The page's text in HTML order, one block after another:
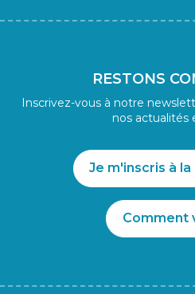
RESTONS
Inscrivez-vous à notre
nos actualités
Je m'inscris à
Comment